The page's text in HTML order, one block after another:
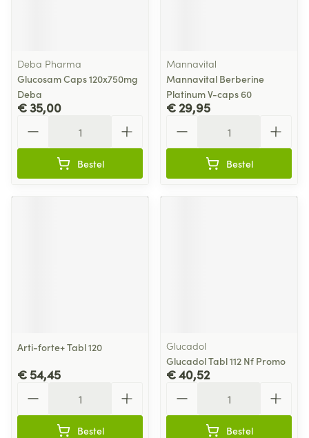
Deba Pharma
Glucosam Caps 120x750mg
Deba
€ 35,00
Bestel
Mannavital
Mannavital Berberine
Platinum V-caps 60
€ 29,95
Bestel
Arti-forte+ Tabl 120
€ 54,45
Bestel
Glucadol
Glucadol Tabl 112 Nf Promo
€ 40,52
Bestel